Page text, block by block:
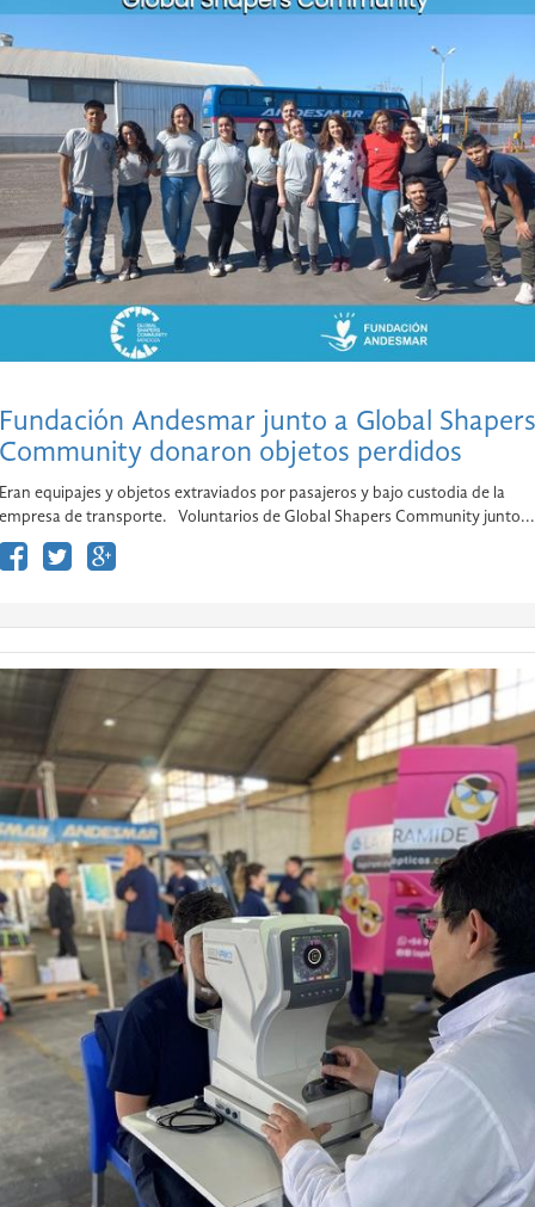
Fundación Andesmar junto a Global Shapers
Community donaron objetos perdidos
Eran equipajes y objetos extraviados por pasajeros y bajo custodia de la
empresa de transporte. Voluntarios de Global Shapers Community junto...